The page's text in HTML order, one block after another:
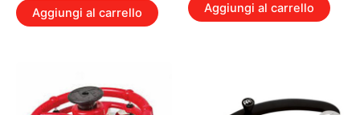
Aggiungi al carrello Aggiungi al carrello